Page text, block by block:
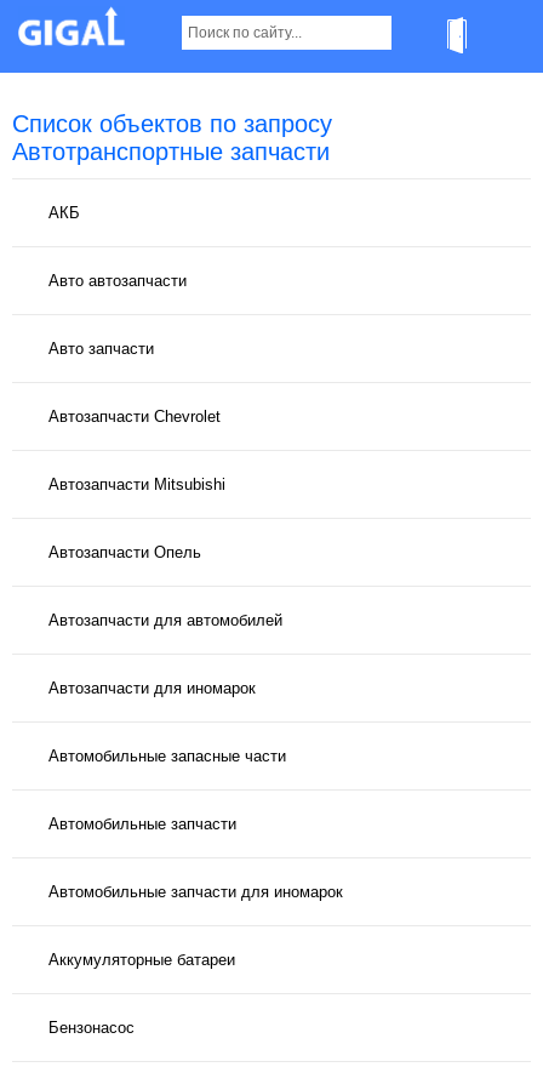
Список объектов по запросу
Автотранспортные запчасти
АКБ
Авто автозапчасти
Авто запчасти
Автозапчасти Chevrolet
Автозапчасти Mitsubishi
Автозапчасти Опель
Автозапчасти для автомобилей
Автозапчасти для иномарок
Автомобильные запасные части
Автомобильные запчасти
Автомобильные запчасти для иномарок
Аккумуляторные батареи
Бензонасос